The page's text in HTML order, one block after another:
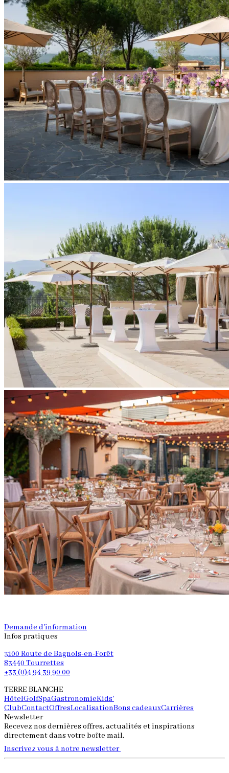
Demande d'information
Infos pratiques
3100 Route de Bagnols-en-Forêt
83440 Tourrettes
+33 (0)4 94 39 90 00
TERRE BLANCHE
HôtelGolfSpaGastronomieKids'
ClubContactOffresLocalisationBons cadeauxCarrières
Newsletter
Recevez nos dernières offres, actualités et inspirations
directement dans votre boîte mail.
Inscrivez vous à notre newsletter